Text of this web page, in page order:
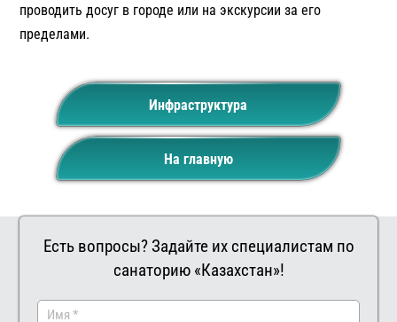
проводить досуг в городе или на экскурсии за его
пределами.
Инфраструктура
На главную
Есть вопросы? Задайте их специалистам по
санаторию «Казахстан»!